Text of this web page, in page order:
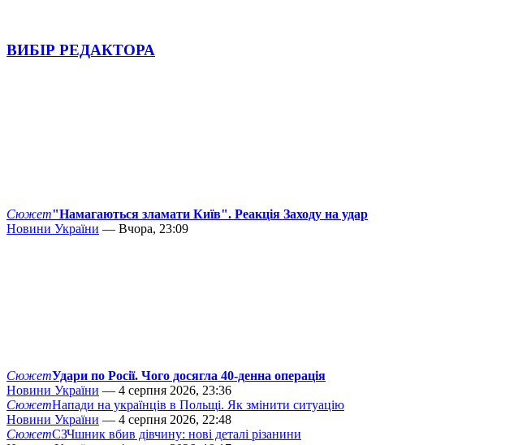
ВИБІР РЕДАКТОРА
Сюжет"Намагаються зламати Київ". Реакція Заходу на удар
Новини України — Вчора, 23:09
СюжетУдари по Росії. Чого досягла 40-денна операція
Новини України — 4 серпня 2026, 23:36
СюжетНапади на українців в Польщі. Як змінити ситуацію
Новини України — 4 серпня 2026, 22:48
СюжетСЗЧшник вбив дівчину: нові деталі різанини